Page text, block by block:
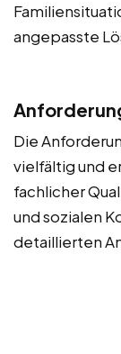
angepasste
Die
vielfältig und
fachlicher
und sozialen
detaillierten